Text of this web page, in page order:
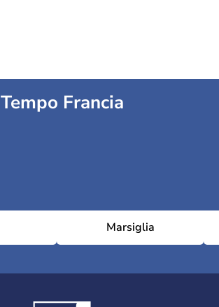
Tempo Francia
Marsiglia